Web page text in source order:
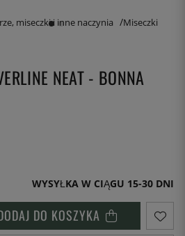
miseczki i inne naczynia Miseczki
NEAT - BONNA
WYSYŁKA W CIĄGU 15-30 DNI
DO KOSZYKA